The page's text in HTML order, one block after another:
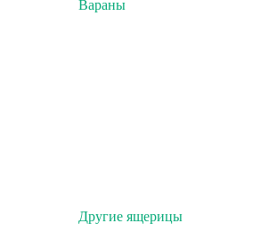
Вараны
Другие ящерицы